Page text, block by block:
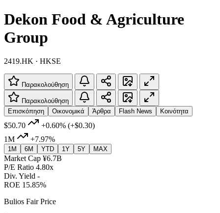
Dekon Food & Agriculture
Group
2419.HK · HKSE
Παρακολούθηση
Παρακολούθηση
Επισκόπηση
Οικονομικά Άρθρα Flash News Κοινότητα
$50.70 +0.60% (+$0.30)
1M
+7.97%
1M 6M YTD 1Y 5Y MAX
Market Cap ¥6.7B
P/E Ratio 4.80x
Div. Yield -
ROE 15.85%
Bulios Fair Price